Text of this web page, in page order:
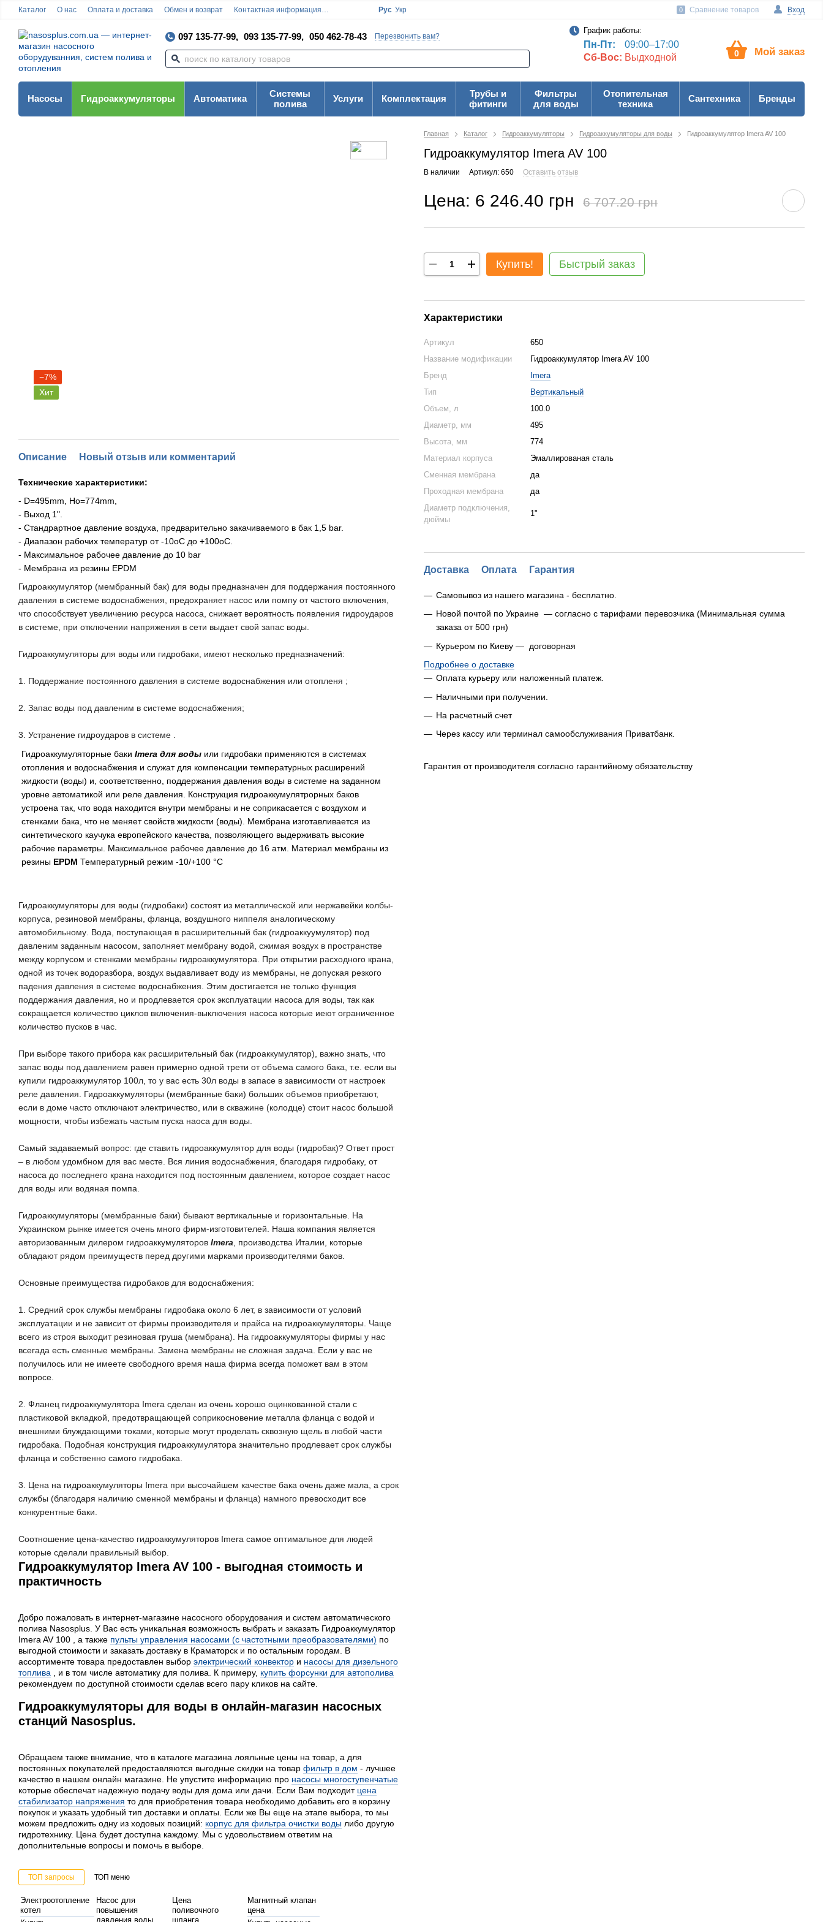
Каталог О нас Оплата и доставка Обмен и возврат Контактная информация Пользовательское соглашение Вход
0 Сравнение товаров
Рус Укр
097 135-77-99, 093 135-77-99, 050 462-78-43 Перезвонить вам?
График работы:
Пн-Пт:
09:00–17:00
Сб-Вос: Выдходной 0 Мой заказ
Насосы Гидроаккумуляторы Автоматика
Системы
полива
Услуги Комплектация
Трубы и
фитинги
Фильтры
для воды
Отопительная
техника
Сантехника Бренды
−7%
Хит
Описание Новый отзыв или комментарий
Технические характеристики:
- D=495mm, Ho=774mm,
- Выход 1".
- Стандрартное давление воздуха, предварительно закачиваемого в бак 1,5 bar.
- Диапазон рабочих температур от -10oС до +100oС.
- Максимальное рабочее давление до 10 bar
- Мембрана из резины EPDM
Гидроаккумулятор (мембранный бак) для воды предназначен для поддержания постоянного
давления в системе водоснабжения, предохраняет насос или помпу от частого включения,
что способствует увеличению ресурса насоса, снижает вероятность появления гидроударов
в системе, при отключении напряжения в сети выдает свой запас воды.
Гидроаккумуляторы для воды или гидробаки, имеют несколько предназначений:
1. Поддержание постоянного давления в системе водоснабжения или отопленя ;
2. Запас воды под давленим в системе водоснабжения;
3. Устранение гидроударов в системе .
Гидроаккумуляторные баки Imera для воды или гидробаки применяются в системах
отопления и водоснабжения и служат для компенсации температурных расширений
жидкости (воды) и, соответственно, поддержания давления воды в системе на заданном
уровне автоматикой или реле давления . Конструкция гидроаккумулятрорных баков
устроена так , что вода находится внутри мембраны и не соприкасается с воздухом и
стенками бака, что не меняет свойств жидкости (воды) . Мембрана изготавливается из
синтетического каучука европейского качества , позволяющего выдерживать высокие
рабочие параметры. Максимальное рабочее давление до 16 атм.
Материал мембраны из
резины EPDM Температурный режим -10/+100 °С
Гидроаккумуляторы для воды (гидробаки) состоят из металлической или нержавейки колбы-
корпуса, резиновой мембраны, фланца, воздушного ниппеля аналогическому
автомобильному . Вода, поступающая в расширительный бак (гидроаккуумулятор) под
давленим заданным насосом , заполняет мембрану водой , сжимая воздух в пространстве
между корпусом и стенками мембраны гидроаккумулятора . При открытии расходного крана
одной из точек водоразбора,
воздух выдавливает воду из мембраны, не допуская резкого
падения давления в системе водоснабжения . Этим достигается не только функция
поддержания давления, но и продлевается срок эксплуатации насоса для воды , так как
сокращается количество циклов включения-выключения насоса которые иеют ограниченное
количество пусков в час
При выборе такого прибора как расширительный бак (гидроаккумулятор) , важно знать, что
запас воды под давлением равен примерно одной трети от объема самого бака, т.е. если вы
купили гидроаккумулятор 100л, то у вас есть 30л воды в запасе в зависимости от настроек
реле давления . Гидроаккумуляторы (мембранные баки) больших объемов приобретают,
если в доме часто отключают электричество, или в скважине (колодце) стоит насос большой
мощности , чтобы избежать частым пуска наоса для воды.
Самый задаваемый вопрос: где ставить гидроаккумулятор для воды (гидробак)? Ответ прост
– в любом удомбном для вас месте . Вся линия водоснабжения, благодаря гидробаку, от
насоса до последнего крана находится под постоянным давлением, которое создает насос
для воды или водяная помпа
Гидроаккумуляторы (мембранные баки) бывают вертикальные и горизонтальные. На
Украинском рынке имеется очень много фирм-изготовителей. Наша компания является
авторизованным дилером гидроаккумуляторов Imera , производства Италии, которые
обладают рядом преимуществ перед другими марками производителями баков
Основные преимущества гидробаков для водоснабжения:
1 Средний срок службы мембраны гидробака около 6 лет, в зависимости от условий
эксплуатации и не зависит отфирмы производителя и прайса на гидроаккумуляторы Чаще
всего из строя выходит резиновая груша (мембрана) На гидроаккумуляторы фирмы у нас
всегада есть сменные мембраны Замена мембраны не сложная задача.
Если у вас не
получилось или не имеете свободного время наша фирма всегда поможет вам в этом
вопросе.
2 Фланец гидроаккумулятора Imera сделан из очень хорошо оцинкованной стали с
пластиковой вкладкой , предотвращающей соприкосновение металла фланца с водой и
внешними блуждающими токами , которые могут проделать сквозную щель в любой части
гидробака.
Подобная конструкция гидроаккумулятора значительно продлевает срок службы
фланца и собственно самого гидробака
3 Цена на гидроаккумуляторы Imera при высочайшем качестве бака очень даже мала , а срок
службы (благодаря наличию сменной мембраны и фланца) намного превосходит все
конкурентные баки
Соотношение цена-качество гидроаккумуляторов Imera самое оптимальное для людей
которые сделали правильный выбор.
Гидроаккумулятор Imera AV 100 - выгодная стоимость и
практичность
Добро пожаловать в интернет-магазине насосного оборудования и систем автоматического
полива Nasosplus. У Вас есть уникальная возможность выбрать и заказать Гидроаккумулятор
Imera AV 100 , а также пульты управления насосами (с частотными преобразователями) по
выгодной стоимости и заказать доставку в Краматорск и по остальным городам. В
ассортименте товара предоставлен выбор электрический конвектор и насосы для дизельного
топлива , и в том числе автоматику для полива. К примеру, купить форсунки для автополива
рекомендуем по доступной стоимости сделав всего пару кликов на сайте.
Гидроаккумуляторы для воды в онлайн-магазин насосных
станций Nasosplus.
Обращаем также внимание, что в каталоге магазина лояльные цены на товар, а для
постоянных покупателей предоставляются выгодные скидки на товар фильтр в дом - лучшее
качество в нашем онлайн магазине. Не упустите информацию про насосы многоступенчатые
которые обеспечат надежную подачу воды для дома или дачи. Если Вам подходит цена
стабилизатор напряжения то для приобретения товара необходимо добавить его в корзину
покупок и указать удобный тип доставки и оплаты. Если же Вы еще на этапе выбора, то мы
можем предложить одну из ходовых позиций: корпус для фильтра очистки воды либо другую
гидротехнику. Цена будет доступна каждому. Мы с удовольствием ответим на
дополнительные вопросы и помочь в выборе.
ТОП запросы ТОП меню
Электроотопление
котел
Насос для
повышения
давления воды
Цена
поливочного
шланга
Магнитный клапан
цена
Главная Каталог Гидроаккумуляторы Гидроаккумуляторы для воды Гидроаккумулятор Imera AV 100
Гидроаккумулятор Imera AV 100
В наличии Артикул: 650 Оставить отзыв
Цена: 6 246.40 грн 6 707.20 грн
Купить! Быстрый заказ
Характеристики
Артикул
650
Название модификации
Гидроаккумулятор Imera AV 100
Бренд
Imera
Тип
Вертикальный
Объем, л
100.0
Диаметр, мм
495
Высота, мм
774
Материал корпуса
Эмаллированая сталь
Сменная мембрана
да
Проходная мембрана
да
Диаметр подключения,
дюймы
1"
Доставка Оплата Гарантия
Самовывоз из нашего магазина - бесплатно.
Новой почтой по Украине — согласно с тарифами перевозчика (Минимальная сумма
заказа от 500 грн)
Курьером по Киеву — договорная
Подробнее о доставке
Оплата курьеру или наложенный платеж.
Наличными при получении.
На расчетный счет
Через кассу или терминал самообслуживания Приватбанк.
Гарантия от производителя согласно гарантийному обязательству